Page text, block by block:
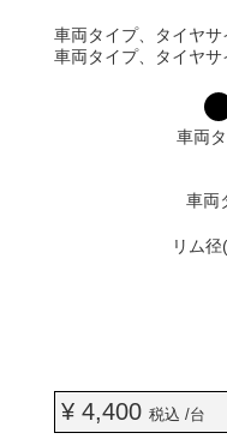
VARIATIONS
車両タイプ、タイヤサ
車両タイプ、タイヤサ
車両
車両
リム
¥ 4,400税込 /台